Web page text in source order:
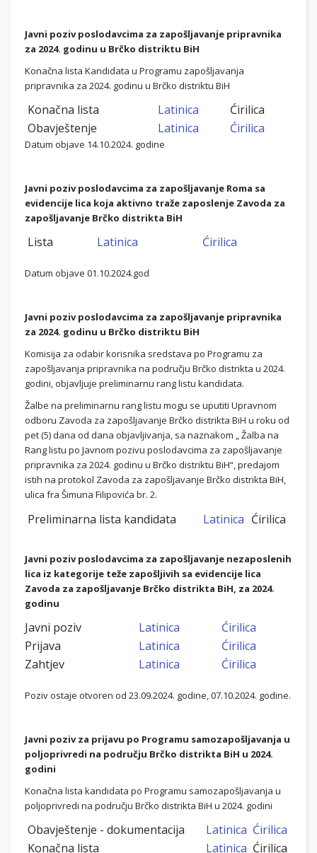
Javni poziv poslodavcima za zapošljavanje pripravnika
za 2024. godinu u Brčko distriktu BiH
Konačna lista Kandidata u Programu zapošljavanja
pripravnika za 2024. godinu u Brčko distriktu BiH
Konačna lista Latinica
Ćirilica
Obavještenje
Latinica Ćirilica
Datum objave 14.10.2024. godine
Javni poziv poslodavcima za zapošljavanje Roma sa
evidencije lica koja aktivno traže zaposlenje Zavoda za
zapošljavanje Brčko distrikta BiH
Lista Latinica Ćirilica
Datum objave 01.10.2024.god
Javni poziv poslodavcima za zapošljavanje pripravnika
za 2024. godinu u Brčko distriktu BiH
Komisija za odabir korisnika sredstava po Programu za
zapošljavanja pripravnika na području Brčko distrikta u 2024.
godini, objavljuje preliminarnu rang listu kandidata.
Žalbe na preliminarnu rang listu mogu se uputiti Upravnom
odboru Zavoda za zapošljavanje Brčko distrikta BiH u roku od
pet (5) dana od dana objavljivanja, sa naznakom „ Žalba na
Rang listu po Javnom pozivu poslodavcima za zapošljavanje
pripravnika za 2024. godinu u Brčko distriktu BiH“, predajom
istih na protokol Zavoda za zapošljavanje Brčko distrikta BiH,
ulica fra Šimuna Filipovića br. 2.
Preliminarna lista kandidata Latinica Ćirilica
Javni poziv poslodavcima za zapošljavanje nezaposlenih
lica iz kategorije teže zapošljivih sa evidencije lica
Zavoda za zapošljavanje Brčko distrikta BiH, za 2024.
godinu
Javni poziv Latinica
Ćirilica
Prijava
Latinica
Ćirilica
Zahtjev
Latinica Ćirilica
Poziv ostaje otvoren od 23.09.2024. godine, 07.10.2024. godine.
Javni poziv za prijavu po Programu samozapošljavanja u
poljoprivredi na području Brčko distrikta BiH u 2024.
godini
Konačna lista kandidata po Programu samozapošljavanja u
poljoprivredi na području Brčko distrikta BiH u 2024. godini
Obavještenje - dokumentacija Latinica Ćirilica
Konačna lista
Latinica Ćirilica